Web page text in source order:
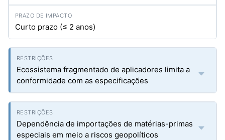
Curto prazo (≤ 2 anos)
Ecossistema fragmentado de aplicadores limita a
conformidade com as especificações
Dependência de importações de matérias-primas
especiais em meio a riscos geopolíticos